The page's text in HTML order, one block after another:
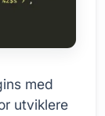
med
utviklere